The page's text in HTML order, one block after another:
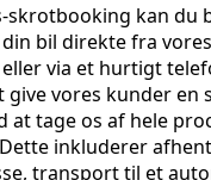
skrotbooking kan du
bil direkte fra vores
via et hurtigt
vores kunder en
at tage os af hele
inkluderer
transport til et